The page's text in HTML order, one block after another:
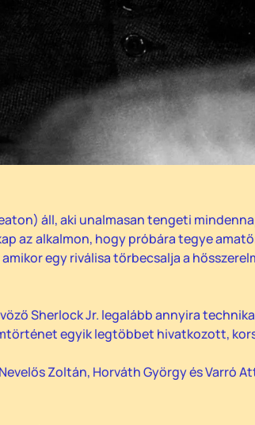
áll, aki unalmasan tengeti
az alkalmon, hogy próbára tegye
egy riválisa tőrbecsalja a
Sherlock Jr. legalább annyira
egyik legtöbbet hivatkozott,
Zoltán, Horváth György és Varró